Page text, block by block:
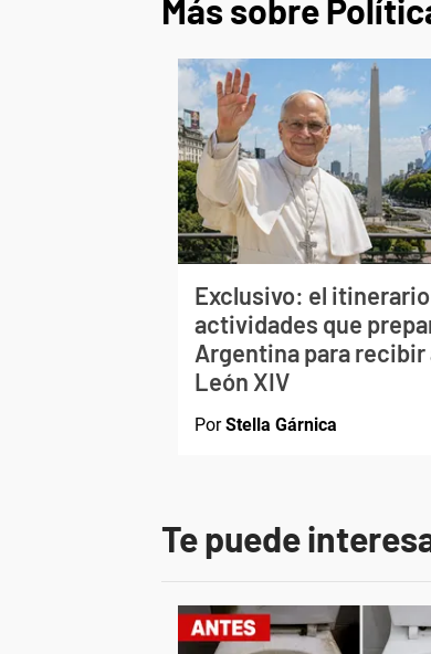
Más sobre
Exclusivo: el
actividades que
Argentina para recibir
León XIV
PorStella Gárnica
Te puede